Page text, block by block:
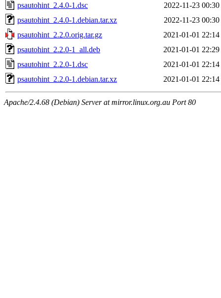
psautohint_2.4.0-1.dsc
2022-11-23 00:30
psautohint_2.4.0-1.debian.tar.xz
2022-11-23 00:30
psautohint_2.2.0.orig.tar.gz
2021-01-01 22:14
psautohint_2.2.0-1_all.deb
2021-01-01 22:29
psautohint_2.2.0-1.dsc
2021-01-01 22:14
psautohint_2.2.0-1.debian.tar.xz
2021-01-01 22:14
Apache/2.4.68 (Debian) Server at mirror.linux.org.au Port 80